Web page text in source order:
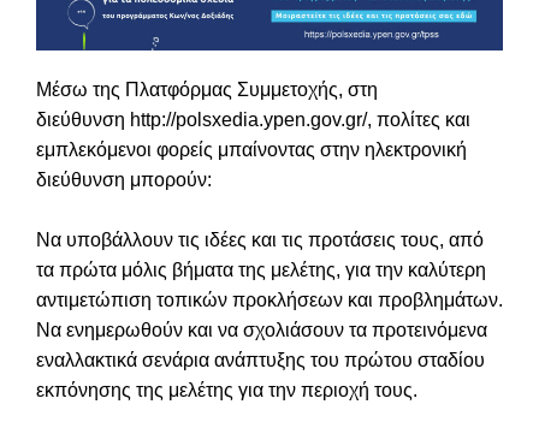
Μέσω της Πλατφόρμας Συμμετοχής, στη
διεύθυνση http://polsxedia.ypen.gov.gr/, πολίτες και
εμπλεκόμενοι φορείς μπαίνοντας στην ηλεκτρονική
διεύθυνση μπορούν:
Να υποβάλλουν τις ιδέες και τις προτάσεις τους, από
τα πρώτα μόλις βήματα της μελέτης, για την καλύτερη
αντιμετώπιση τοπικών προκλήσεων και προβλημάτων.
Να ενημερωθούν και να σχολιάσουν τα προτεινόμενα
εναλλακτικά σενάρια ανάπτυξης του πρώτου σταδίου
εκπόνησης της μελέτης για την περιοχή τους.